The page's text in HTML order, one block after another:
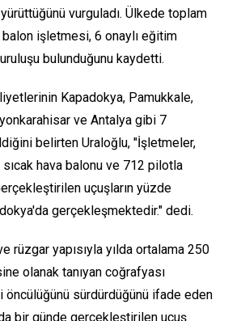
vurguladı. Ülkede toplam
balon işletmesi, 6 onaylı eğitim
bulunduğunu kaydetti.
Kapadokya, Pamukkale,
ve Antalya gibi 7
belirten Uraloğlu, "İşletmeler,
hava balonu ve 712 pilotla
uçuşların yüzde
gerçekleşmektedir." dedi.
rüzgar yapısıyla yılda ortalama 250
olanak tanıyan coğrafyası
öncülüğünü sürdürdüğünü ifade eden
bir günde gerçekleştirilen uçuş